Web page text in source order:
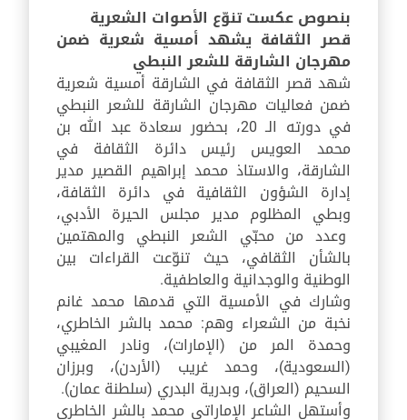
بنصوص عكست تنوّع الأصوات الشعرية
قصر الثقافة يشهد أمسية شعرية ضمن
مهرجان الشارقة للشعر النبطي
شهد قصر الثقافة في الشارقة أمسية شعرية
ضمن فعاليات مهرجان الشارقة للشعر النبطي
في دورته الـ 20، بحضور سعادة عبد الله بن
محمد العويس رئيس دائرة الثقافة في
الشارقة، والاستاذ محمد إبراهيم القصير مدير
إدارة الشؤون الثقافية في دائرة الثقافة،
وبطي المظلوم مدير مجلس الحيرة الأدبي،
وعدد من محبّي الشعر النبطي والمهتمين
بالشأن الثقافي، حيث تنوّعت القراءات بين
الوطنية والوجدانية والعاطفية.
وشارك في الأمسية التي قدمها محمد غانم
نخبة من الشعراء وهم: محمد بالشر الخاطري،
وحمدة المر من (الإمارات)، ونادر المغيبي
(السعودية)، وحمد غريب (الأردن)، وبرزان
السحيم (العراق)، وبدرية البدري (سلطنة عمان).
وأستهل الشاعر الإماراتي محمد بالشر الخاطري